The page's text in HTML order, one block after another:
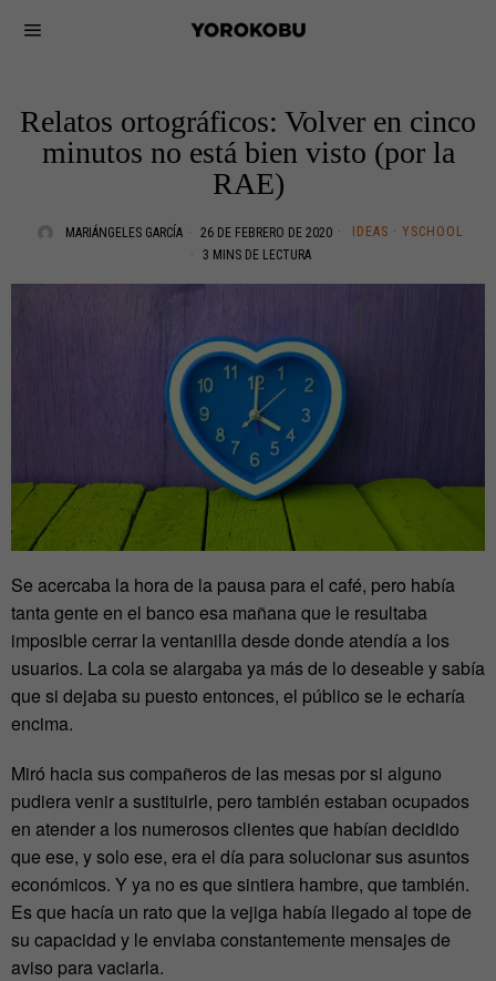
Relatos ortográficos: Volver en cinco
minutos no está bien visto (por la
RAE)
MARIÁNGELES GARCÍA 26 DE FEBRERO DE 2020 IDEAS · YSCHOOL
3 MINS DE LECTURA
Se acercaba la hora de la pausa para el café, pero había
tanta gente en el banco esa mañana que le resultaba
imposible cerrar la ventanilla desde donde atendía a los
usuarios. La cola se alargaba ya más de lo deseable y sabía
que si dejaba su puesto entonces, el público se le echaría
encima.
Miró hacia sus compañeros de las mesas por si alguno
pudiera venir a sustituirle, pero también estaban ocupados
en atender a los numerosos clientes que habían decidido
que ese, y solo ese, era el día para solucionar sus asuntos
económicos. Y ya no es que sintiera hambre, que también.
Es que hacía un rato que la vejiga había llegado al tope de
su capacidad y le enviaba constantemente mensajes de
aviso para vaciarla.